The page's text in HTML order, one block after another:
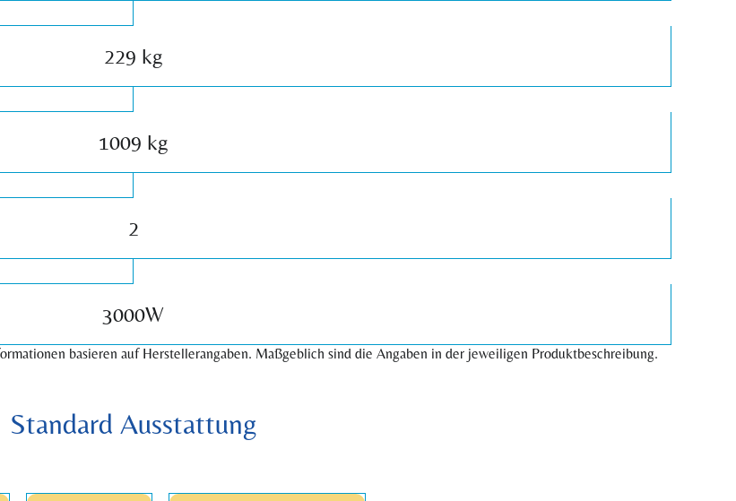
229 kg
1009 kg
2
3000W
basieren auf Herstellerangaben. Maßgeblich sind die Angaben in der jeweiligen Produktbeschreibung.
Standard Ausstattung